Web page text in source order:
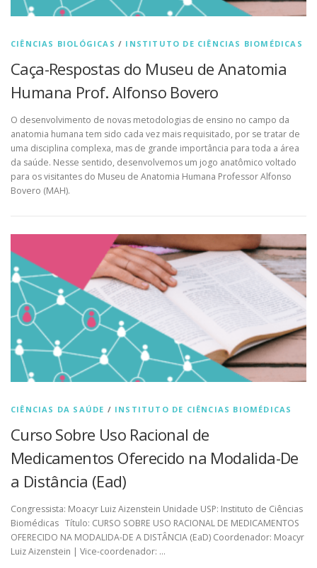
CIÊNCIAS BIOLÓGICAS / INSTITUTO DE CIÊNCIAS BIOMÉDICAS
Caça-Respostas do Museu de Anatomia
Humana Prof. Alfonso Bovero
O desenvolvimento de novas metodologias de ensino no campo da
anatomia humana tem sido cada vez mais requisitado, por se tratar de
uma disciplina complexa, mas de grande importância para toda a área
da saúde. Nesse sentido, desenvolvemos um jogo anatômico voltado
para os visitantes do Museu de Anatomia Humana Professor Alfonso
Bovero (MAH).
CIÊNCIAS DA SAÚDE / INSTITUTO DE CIÊNCIAS BIOMÉDICAS
Curso Sobre Uso Racional de
Medicamentos Oferecido na Modalida-De
a Distância (Ead)
Congressista: Moacyr Luiz Aizenstein Unidade USP: Instituto de Ciências
Biomédicas Título: CURSO SOBRE USO RACIONAL DE MEDICAMENTOS
OFERECIDO NA MODALIDA-DE A DISTÂNCIA (EaD) Coordenador: Moacyr
Luiz Aizenstein | Vice-coordenador: …